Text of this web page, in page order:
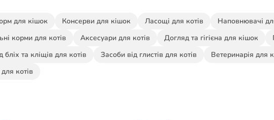
для кішок Консерви для кішок Ласощі для котів
Наповнювачі
корми для котів
Аксесуари для котів Догляд та гігієна для кішок
бліх та кліщів для котів
Засоби від глистів для котів Ветеринарія для
котів